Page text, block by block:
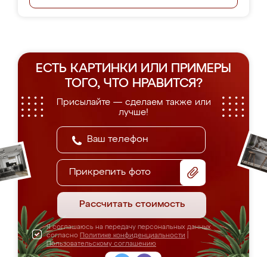
ЕСТЬ КАРТИНКИ ИЛИ ПРИМЕРЫ
ТОГО, ЧТО НРАВИТСЯ?
Присылайте — сделаем также или
лучше!
Прикрепить фото
Рассчитать стоимость
Я соглашаюсь на передачу персональных данных
согласно Политике конфиденциальности
Пользовательскому соглашению